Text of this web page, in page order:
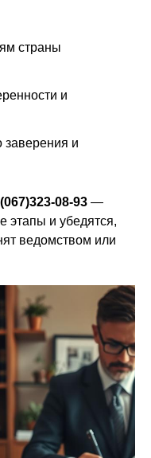
страны
и
заверения и
(067)323-08-93 —
этапы и убедятся,
ведомством или